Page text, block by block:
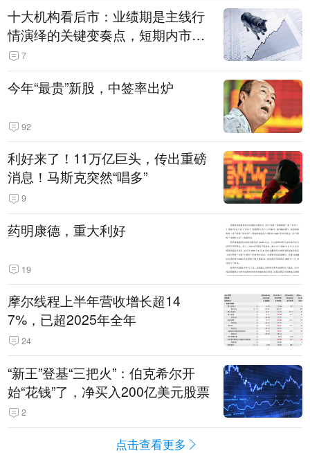
十大机构看后市：业绩期是主线行
情演绎的关键变奏点，短期内市场
或继续反弹，关注三条业绩主线
7
今年“最贵”新股，中签率出炉
92
利好来了！11万亿巨头，传出重磅
消息！马斯克突然“唱多”
9
药明康德，重大利好
19
摩尔线程上半年营收增长超14
7%，已超2025年全年
24
“新王”登基“三把火”：伯克希尔开
始“花钱”了，净买入200亿美元股票
2
点击查看更多